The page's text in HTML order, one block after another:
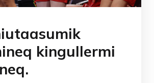
kingullermi